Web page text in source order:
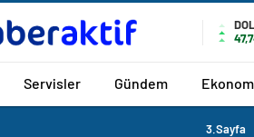
Servisler Gündem
3.Sayfa